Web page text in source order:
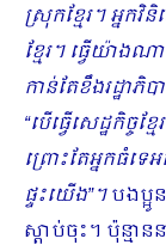
ស្រុកខ្មែរ។ អ្ន
ខ្មែរ។ ធ្វើយ៉ាងណ
កាន់តែខឹងរដ្ឋា
“បើធ្វើសេដ្ឋកិច្
ព្រោះតែអ្នកធំទ
ផ្ទះយើង”។បងប្អូ
ស្ដាប់ចុះ។ ប៉ុន្មាន